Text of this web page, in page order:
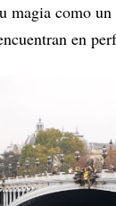
magia como
en